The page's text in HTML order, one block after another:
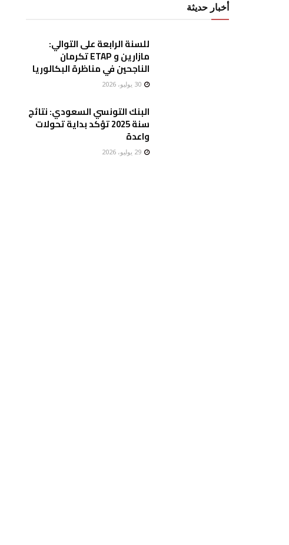
أخبار حديثة
للسنة الرابعة على التوالي:
مازارين و ETAP تكرمان
الناجحين في مناظرة البكالوريا
البنك التونسي السعودي: نتائج
سنة 2025 تؤكد بداية تحولات
واعدة